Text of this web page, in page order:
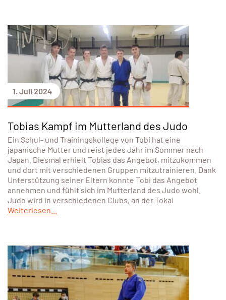
1. Juli 2024
Tobias Kampf im Mutterland des Judo
Ein Schul- und Trainingskollege von Tobi hat eine
japanische Mutter und reist jedes Jahr im Sommer nach
Japan. Diesmal erhielt Tobias das Angebot, mitzukommen
und dort mit verschiedenen Gruppen mitzutrainieren. Dank
Unterstützung seiner Eltern konnte Tobi das Angebot
annehmen und fühlt sich im Mutterland des Judo wohl.
Judo wird in verschiedenen Clubs, an der Tokai
Weiterlesen...